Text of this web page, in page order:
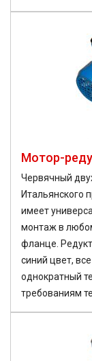
Мотор-
Червячный
Итальянского
имеет
монтаж в
фланце.
синий цвет,
однократный
требованиям